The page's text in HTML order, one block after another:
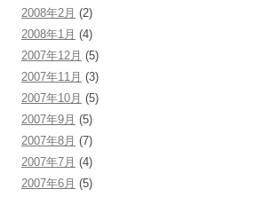
2008年2月 (2)
2008年1月 (4)
2007年12月 (5)
2007年11月 (3)
2007年10月 (5)
2007年9月 (5)
2007年8月 (7)
2007年7月 (4)
2007年6月 (5)